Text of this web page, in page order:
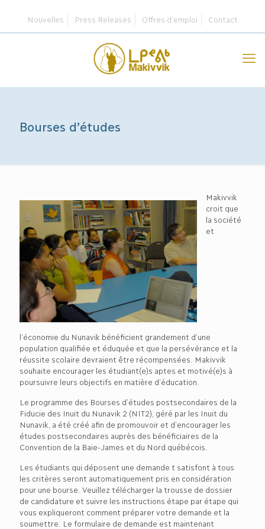
Nouvelles Press Releases Offres d’emploi Contact
Bourses d’études
Makivvik
croit que
la société
et
l’économie du Nunavik bénéficient grandement d’une
population qualifiée et éduquée et que la persévérance et la
réussite scolaire devraient être récompensées. Makivvik
souhaite encourager les étudiant(e)s aptes et motivé(e)s à
poursuivre leurs objectifs en matière d’éducation.
Le programme des Bourses d’études postsecondaires de la
Fiducie des Inuit du Nunavik 2 (NIT2), géré par les Inuit du
Nunavik, a été créé afin de promouvoir et d’encourager les
études postsecondaires auprès des bénéficiaires de la
Convention de la Baie-James et du Nord québécois.
Les étudiants qui déposent une demande t satisfont à tous
les critères seront automatiquement pris en considération
pour une bourse. Veuillez télécharger la trousse de dossier
de candidature et suivre les instructions étape par étape qui
vous expliqueront comment préparer votre demande et la
soumettre. Le formulaire de demande est maintenant